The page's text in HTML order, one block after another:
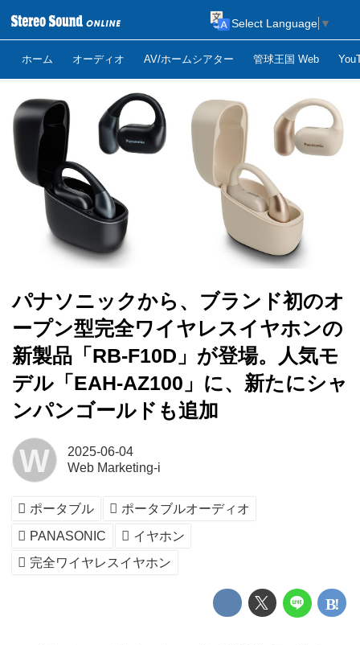
ホーム オーディオ AV/ホームシアター 管球王国 Web
Select Language ▼
パナソニックから、ブランド初のオ
ープン型完全ワイヤレスイヤホンの
新製品「RB-F10D」が登場。人気モ
デル「EAH-AZ100」に、新たにシャ
ンパンゴールドも追加
W
2025-06-04
Web Marketing-i
ポータブル
ポータブルオーディオ
PANASONIC
イヤホン
完全ワイヤレスイヤホン